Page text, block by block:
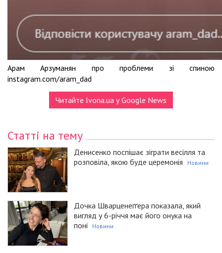
Арам Арзуманян про проблеми зі спиною
instagram.com/aram_dad
Читайте Ivona.ua у Google News
Статті на тему
Денисенко поспішає зіграти весілля та
розповіла, якою буде церемонія
Новини
Дочка Шварценеґґера показала, який
вигляд у 6-річчя має його онука на
поні
Новини